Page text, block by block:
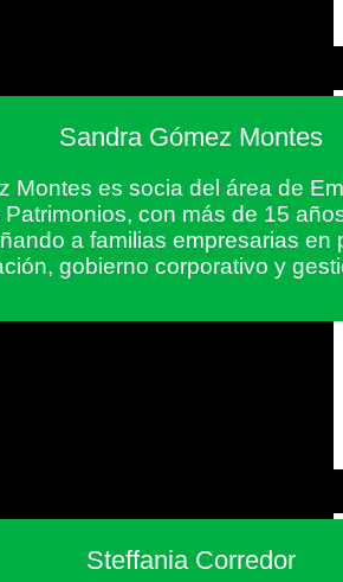
Sandra Gómez Montes
Montes es socia del área de
con más de 15
a familias empresarias en
gobierno corporativo y
Steffania Corredor